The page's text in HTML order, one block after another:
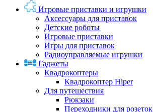
Игровые приставки и игрушки
Аксессуары для приставок
Детские роботы
Игровые приставки
Игры для приставок
Радиоуправляемые игрушки
Гаджеты
Квадрокоптеры
Квадрокоптер Hiper
Для путешествия
Рюкзаки
Переходники для розеток